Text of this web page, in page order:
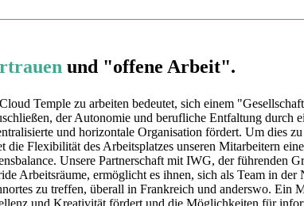
und "offene Arbeit".
Temple zu arbeiten bedeutet, sich einem
der Autonomie und berufliche Entfaltung durch
und horizontale Organisation fördert. Um dies
die Flexibilität des Arbeitsplatzes unseren Mitarbeitern
Unsere Partnerschaft mit IWG, der führenden
Arbeitsräume, ermöglicht es ihnen, sich als Team in der
zu treffen, überall in Frankreich und anderswo. Ein
und Kreativität fördert und die Möglichkeiten für